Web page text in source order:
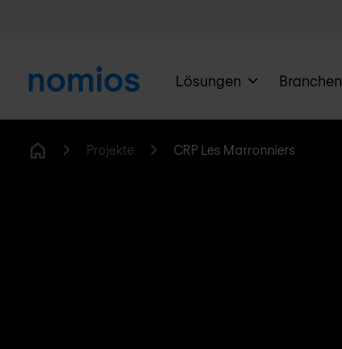
Lösungen Branchen
Projekte
CRP Les Marronniers